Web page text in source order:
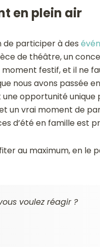
en plein air
de participer à des
de théâtre, un
festif, et il ne
nous avons passée
opportunité unique
un vrai moment de
d’été en famille est
au maximum, en le
voulez réagir ?